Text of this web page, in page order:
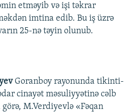
etməyib və işi təkrar
imtina edib. Bu iş üzrə
25-nə təyin olunub.
Goranboy rayonunda tikinti-
cinayət məsuliyyətinə cəlb
M.Verdiyevlə «Fəqan